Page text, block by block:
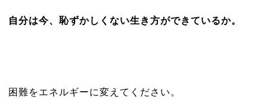
自分は今、恥ずかしくない生き方ができているか。
困難をエネルギーに変えてください。